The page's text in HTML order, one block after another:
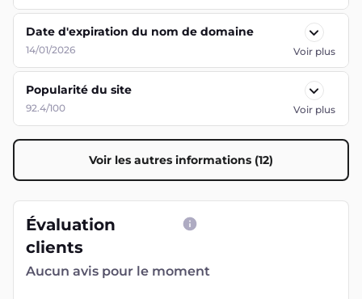
Date d'expiration du nom de domaine
14/01/2026 Voir plus
Popularité du site
92.4/100 Voir plus
Voir les autres informations (12)
Évaluation
clients
Aucun avis pour le moment